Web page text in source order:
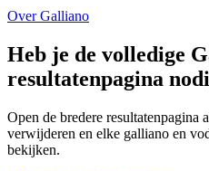
Over Galliano
Heb je de volledige
resultatenpagina
Open de bredere
verwijderen en elke galliano en
bekijken.